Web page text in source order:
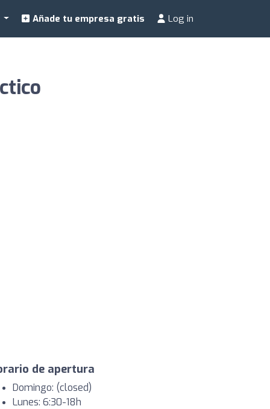
Añade tu empresa gratis Log in
de apertura
Domingo: (closed)
Lunes: 6:30-18h